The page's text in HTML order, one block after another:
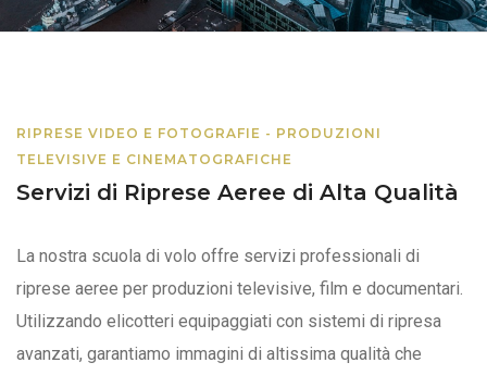
RIPRESE VIDEO E FOTOGRAFIE - PRODUZIONI
TELEVISIVE E CINEMATOGRAFICHE
Servizi di Riprese Aeree di Alta Qualità
La nostra scuola di volo offre servizi professionali di
riprese aeree per produzioni televisive, film e documentari.
Utilizzando elicotteri equipaggiati con sistemi di ripresa
avanzati, garantiamo immagini di altissima qualità che